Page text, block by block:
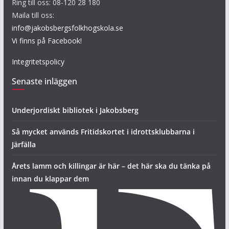
Ring till oss: 08-120 28 180
Maila till oss:
info@jakobsbergsfolkhogskola.se
Vi finns på Facebook!
Integritetspolicy
Senaste inläggen
Underjordiskt bibliotek i Jakobsberg
Så mycket används Fritidskortet i idrottsklubbarna i
Järfälla
Årets lamm och killingar är här – det här ska du tänka på
innan du klappar dem